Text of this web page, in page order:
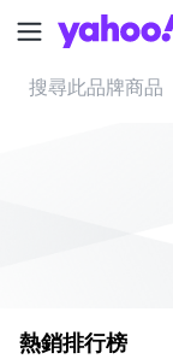
熱銷排行榜